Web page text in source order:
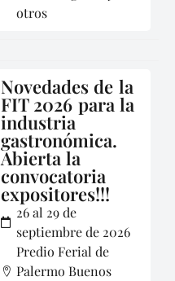
otros
Novedades de la
FIT 2026 para la
industria
gastronómica.
Abierta la
convocatoria
expositores!!!
26 al 29 de
septiembre de 2026
Predio Ferial de
Palermo Buenos